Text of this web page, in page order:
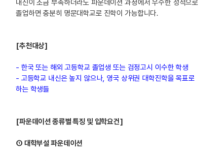
내신이 조금 부족하더라도 파운데이션 과정에서 우수한 성적으로
졸업하면 충분히 명문대학교로 진학이 가능합니다.
[추천대상]
- 한국 또는 해외 고등학교 졸업생 또는 검정고시 이수한 학생
- 고등학교 내신은 높지 않으나, 영국 상위권 대학진학을 목표로
하는 학생들
[파운데이션 종류별 특징 및 입학요건]
① 대학부설 파운데이션